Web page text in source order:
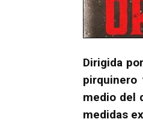
Dirigida
medio del
medidas